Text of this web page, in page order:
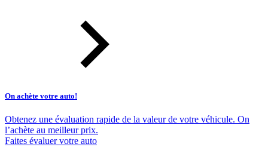
On achète votre auto!
Obtenez une évaluation rapide de la valeur de votre véhicule. On
l’achète au meilleur prix.
Faites évaluer votre auto